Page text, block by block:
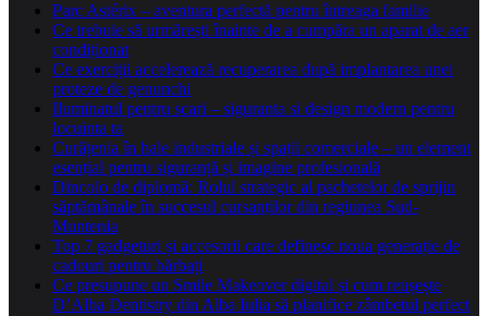
Parc Astérix – aventura perfectă pentru întreaga familie
Ce trebuie să urmărești înainte de a cumpăra un aparat de aer
condiționat
Ce exerciții accelerează recuperarea după implantarea unei
proteze de genunchi
Iluminatul pentru scari – siguranta si design modern pentru
locuinta ta
Curățenia în hale industriale și spații comerciale – un element
esențial pentru siguranță și imagine profesională
Dincolo de diplomă: Rolul strategic al pachetelor de sprijin
săptămânale în succesul cursanților din regiunea Sud-
Muntenia
Top 7 gadgeturi și accesorii care definesc noua generație de
cadouri pentru bărbați
Ce presupune un Smile Makeover digital și cum reușește
D’Alba Dentistry din Alba Iulia să planifice zâmbetul perfect